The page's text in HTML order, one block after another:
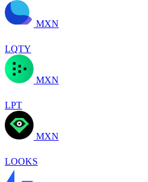
MXN
LQTY
MXN
LPT
MXN
LOOKS